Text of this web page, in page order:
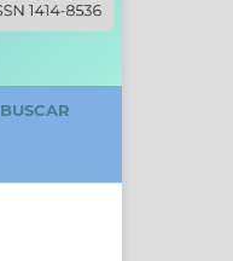
BUSCAR